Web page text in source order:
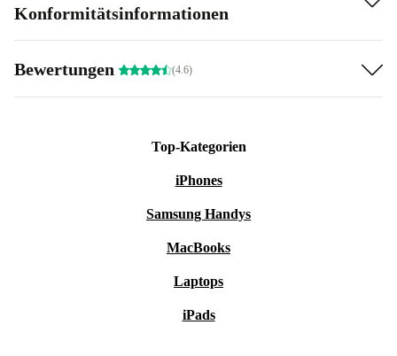
Konformitätsinformationen
Bewertungen (4.6)
Top-Kategorien
iPhones
Samsung Handys
MacBooks
Laptops
iPads